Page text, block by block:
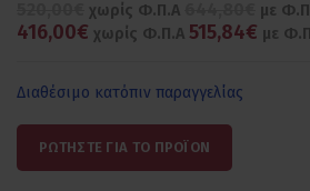
χωρίς Φ.Π.Α με
416,00€ χωρίς Φ.Π.Α 515,84€ με
Διαθέσιμο κατόπιν παραγγελίας
ΡΩΤΗΣΤΕ ΓΙΑ ΤΟ ΠΡΟΪΟΝ